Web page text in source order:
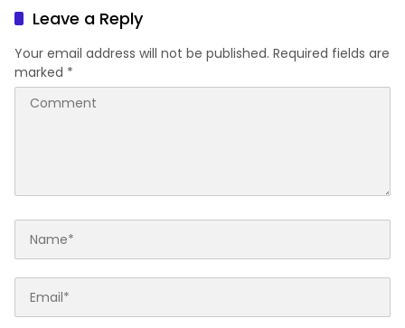
Karakter Generasi Muda
Leave a Reply
Your email address will not be published. Required fields are
marked *